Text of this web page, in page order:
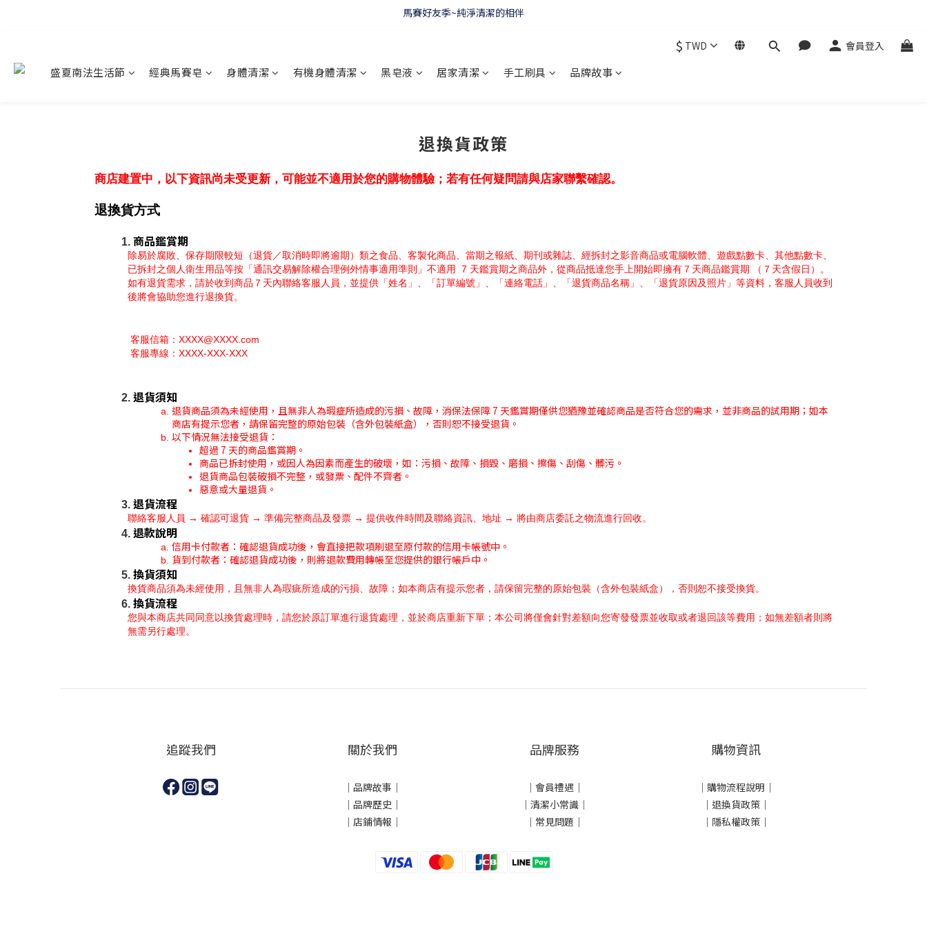
WELCOME 🇫🇷 LA CORVETTE
$ TWD 會員登入
盛夏南法生活節 經典馬賽皂 身體清潔 有機身體清潔 黑皂液 居家清潔 手工刷具 品牌故事
退換貨政策
商店建置中，以下資訊尚未受更新，可能並不適用於您的購物體驗；若有任何疑問請與店家聯繫確認。
退換貨方式
商品鑑賞期
除易於腐敗、保存期限較短（退貨／取消時即將逾期）類之食品、客製化商品、當期之報紙、期刊或雜誌、經拆封之影音商品或電腦軟體、遊戲點數卡、其他點數卡、
已拆封之個人衛生用品等按「通訊交易解除權合理例外情事適用準則」不適用  7 天鑑賞期之商品外，從商品抵達您手上開始即擁有７天商品鑑賞期 （７天含假日）。
如有退貨需求，請於收到商品７天內聯絡客服人員，並提供「姓名」、「訂單編號」、「連絡電話」、「退貨商品名稱」、「退貨原因及照片」等資料，客服人員收到
後將會協助您進行退換貨。
客服信箱：XXXX@XXXX.com
客服專線：XXXX-XXX-XXX
退貨須知
退貨商品須為未經使用，且無非人為瑕疵所造成的污損、故障，消保法保障 7 天鑑賞期僅供您猶豫並確認商品是否符合您的需求，並非商品的試用期；如本
商店有提示您者，請保留完整的原始包裝（含外包裝紙盒），否則恕不接受退貨。
以下情況無法接受退貨：
超過 7 天的商品鑑賞期。
商品已拆封使用，或因人為因素而產生的破壞，如：污損、故障、損毀、磨損、擦傷、刮傷、髒污。
退貨商品包裝破損不完整，或發票、配件不齊者。
惡意或大量退貨。
退貨流程
聯絡客服人員 → 確認可退貨 → 準備完整商品及發票 → 提供收件時間及聯絡資訊、地址 → 將由商店委託之物流進行回收。
退款說明
信用卡付款者：確認退貨成功後，會直接把款項刷退至原付款的信用卡帳號中。
貨到付款者：確認退貨成功後，則將退款費用轉帳至您提供的銀行帳戶中。
換貨須知
換貨商品須為未經使用，且無非人為瑕疵所造成的污損、故障；如本商店有提示您者，請保留完整的原始包裝（含外包裝紙盒），否則恕不接受換貨。
換貨流程
您與本商店共同同意以換貨處理時，請您於原訂單進行退貨處理，並於商店重新下單；本公司將僅會針對差額向您寄發發票並收取或者退回該等費用；如無差額者則將
無需另行處理。
追蹤我們 關於我們
｜品牌故事 ｜
｜品牌歷史 ｜
｜店鋪情報｜
品牌服務
｜會員禮遇｜
｜清潔小常識｜
｜常見問題｜
購物資訊
｜ 購物流程說明 ｜
｜ 退換貨政策 ｜
｜ 隱私權政策 ｜